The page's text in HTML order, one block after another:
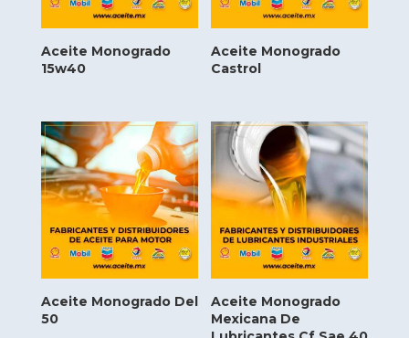
Aceite Monogrado
15w40
Aceite Monogrado
Castrol
Aceite Monogrado Del
50
Aceite Monogrado
Mexicana De